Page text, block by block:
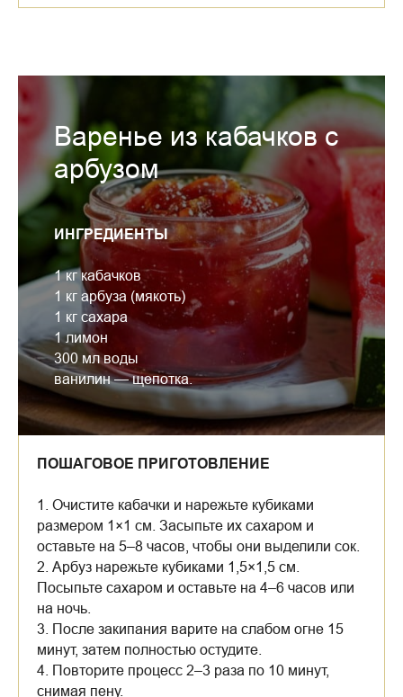
Варенье из кабачков с
арбузом
ИНГРЕДИЕНТЫ
1 кг кабачков
1 кг арбуза (мякоть)
1 кг сахара
1 лимон
300 мл воды
ванилин — щепотка.
ПОШАГОВОЕ ПРИГОТОВЛЕНИЕ
1. Очистите кабачки и нарежьте кубиками
размером 1×1 см. Засыпьте их сахаром и
оставьте на 5–8 часов, чтобы они выделили сок.
2. Арбуз нарежьте кубиками 1,5×1,5 см.
Посыпьте сахаром и оставьте на 4–6 часов или
на ночь.
3. После закипания варите на слабом огне 15
минут, затем полностью остудите.
4. Повторите процесс 2–3 раза по 10 минут,
снимая пену.